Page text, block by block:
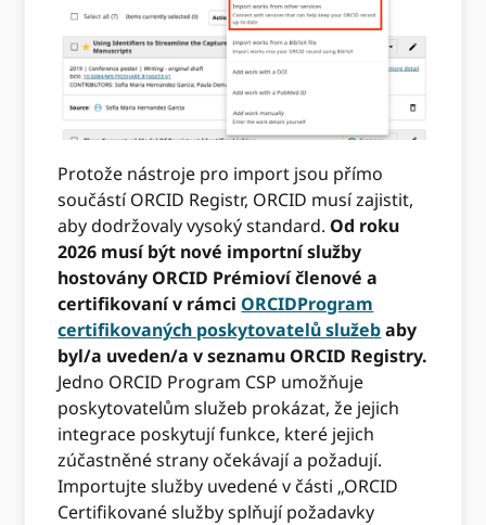
Protože nástroje pro import jsou přímo
součástí ORCID Registr, ORCID musí zajistit,
aby dodržovaly vysoký standard.Od roku
2026 musí být nové importní služby
hostovány ORCID Prémioví členové a
certifikovaní v rámciORCIDProgram
certifikovaných poskytovatelů služebaby
byl/a uveden/a v seznamu ORCID Registry.
Jedno ORCID Program CSP umožňuje
poskytovatelům služeb prokázat, že jejich
integrace poskytují funkce, které jejich
zúčastněné strany očekávají a požadují.
Importujte služby uvedené v části „ORCID
Certifikované služby splňují požadavky